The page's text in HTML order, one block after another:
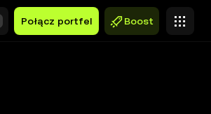
Połącz portfel Boost